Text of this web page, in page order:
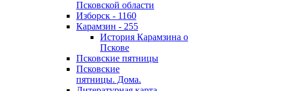
Псковской области
Изборск - 1160
Карамзин - 255
История Карамзина о
Пскове
Псковские пятницы
Псковские
пятницы. Дома.